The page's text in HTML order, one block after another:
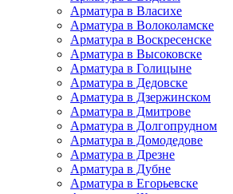
Арматура в Власихе
Арматура в Волоколамске
Арматура в Воскресенске
Арматура в Высоковске
Арматура в Голицыне
Арматура в Дедовске
Арматура в Дзержинском
Арматура в Дмитрове
Арматура в Долгопрудном
Арматура в Домодедове
Арматура в Дрезне
Арматура в Дубне
Арматура в Егорьевске